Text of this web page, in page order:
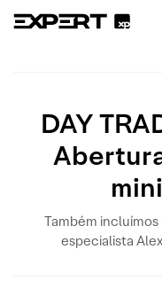
DAY
Também
especialista